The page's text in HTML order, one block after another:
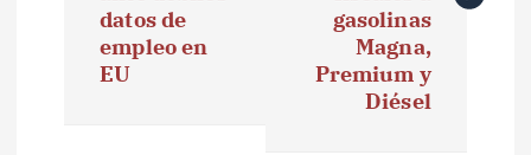
datos de
empleo en
EU
gasolinas
Magna,
Premium y
Diésel